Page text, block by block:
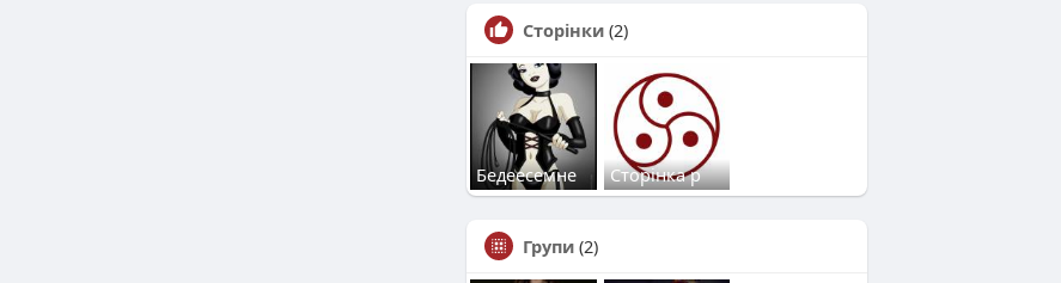
Сторінки (2)
Бедеесемне Сторінка р
Групи (2)